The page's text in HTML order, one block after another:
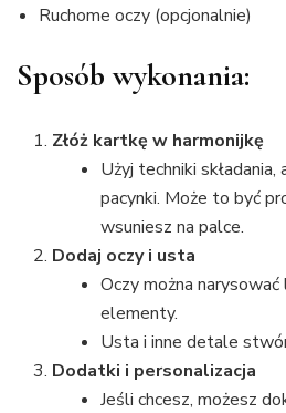
Ruchome oczy (opcjonalnie)
Sposób wykonania:
Złóż kartkę w harmonijkę
Użyj techniki
pacynki. Może to być
wsuniesz na palce.
Dodaj oczy i usta
Oczy można
elementy.
Usta i inne detale
Dodatki i personalizacja
Jeśli chcesz, możesz